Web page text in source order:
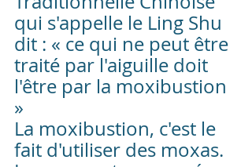
qui s'appelle le Ling Shu
dit : « ce qui ne peut être
traité par l'aiguille doit
l'être par la moxibustion
»
La moxibustion, c'est le
fait d'utiliser des moxas.